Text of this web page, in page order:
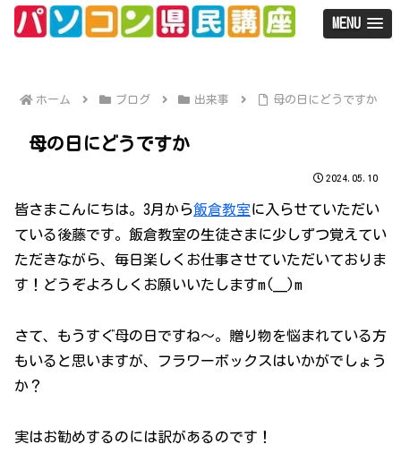
MENU
ホーム ブログ 出来事 母の日にどうですか
母の日にどうですか
2024.05.10
皆さまこんにちは。3月から飯倉教室に入らせていただい
ている後藤です。飯倉教室の生徒さまに少しずつ覚えてい
ただきながら、毎日楽しくお仕事させていただいておりま
す！どうぞよろしくお願いいたしますm(__)m
さて、もうすぐ母の日ですね～。贈り物を悩まれている方
もいると思いますが、フラワーボックスはいかがでしょう
か？
実はお勧めするのには訳があるのです！